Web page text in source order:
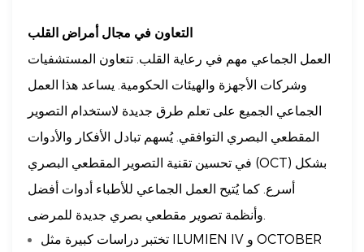
التعاون في مجال أمراض القلب
العمل الجماعي مهم في رعاية القلب. تتعاون المستشفيات
وشركات الأجهزة والهيئات الحكومية. يساعد هذا العمل
الجماعي الجميع على تعلم طرق جديدة لاستخدام التصوير
المقطعي البصري التوافقي. يُسهم تبادل الأفكار والأدوات
في تحسين تقنية التصوير المقطعي البصري (OCT) بشكل
أسرع. كما يُتيح العمل الجماعي للأطباء أدوات أفضل
تختبر دراسات كبيرة مثل ILUMIEN IV و OCTOBER